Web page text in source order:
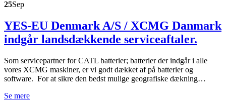
25Sep
YES-EU Denmark A/S / XCMG Danmark
indgår landsdækkende serviceaftaler.
Som servicepartner for CATL batterier; batterier der indgår i alle
vores XCMG maskiner, er vi godt dækket af på batterier og
software. For at sikre den bedst mulige geografiske dækning…
Se mere